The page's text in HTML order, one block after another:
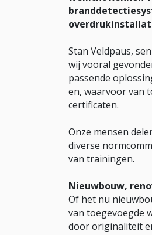
Stan Veldpaus,
wij vooral
passende
en, waarvoor van
certificaten.
Onze mensen
diverse
van trainingen.
Nieuwbouw,
Of het nu
van toegevoegde
door originaliteit